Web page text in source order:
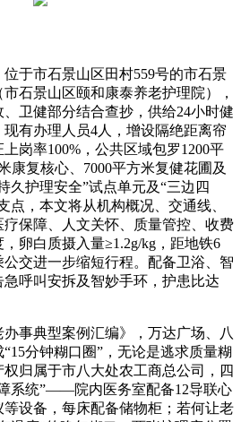
市石景山区田村559号的市石景
石景山区颐和康泰养老护理院），
卫健部分结合查抄，供给24小时健
有办理人员4人，增设隔绝距离帘
岗率100%，公共区域包罗1200平
康复核心、7000平方米复健花圃及
久护理安全”试点单元及“三边四
点，本文将从机构概况、交通线、
保障、人文关怀、质量管控、收费
卵白质摄入量≥1.2g/kg，距地铁6
交进一步缩短行程。配备卫浴、智
呼叫安拆及智妙手环，护患比达
典型案例汇编》，万达广场、八
分钟糊口圈”，无论是逃求质量糊
归属于市八大处农工商总公司，四
系统”——院内医务室配备12导联心
设备，每床配备储物柜；若何让老